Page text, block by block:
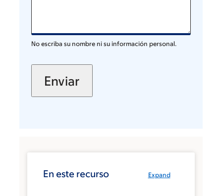
No escriba su nombre ni su información personal.
Expand
En este recurso